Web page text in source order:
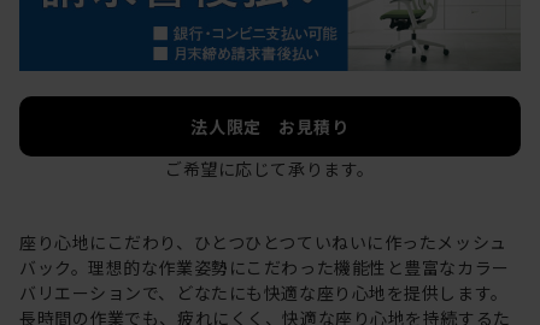
法人限定 お見積り
ご希望に応じて承ります。
座り心地にこだわり、ひとつひとつていねいに作ったメッシュ
バック。理想的な作業姿勢にこだわった機能性と豊富なカラー
バリエーションで、どなたにも快適な座り心地を提供します。
長時間の作業でも、疲れにくく、快適な座り心地を持続するた